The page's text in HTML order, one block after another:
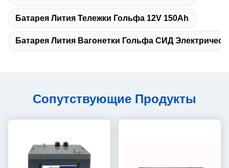
Батарея Лития Тележки Гольфа 12V 150Ah
Батарея Лития Вагонетки Гольфа СИД
Сопутствующие Продукты